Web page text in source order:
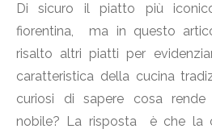
Di sicuro il piatto più
fiorentina, ma in questo
risalto altri piatti per
caratteristica della cucina
curiosi di sapere cosa
nobile? La risposta è che la